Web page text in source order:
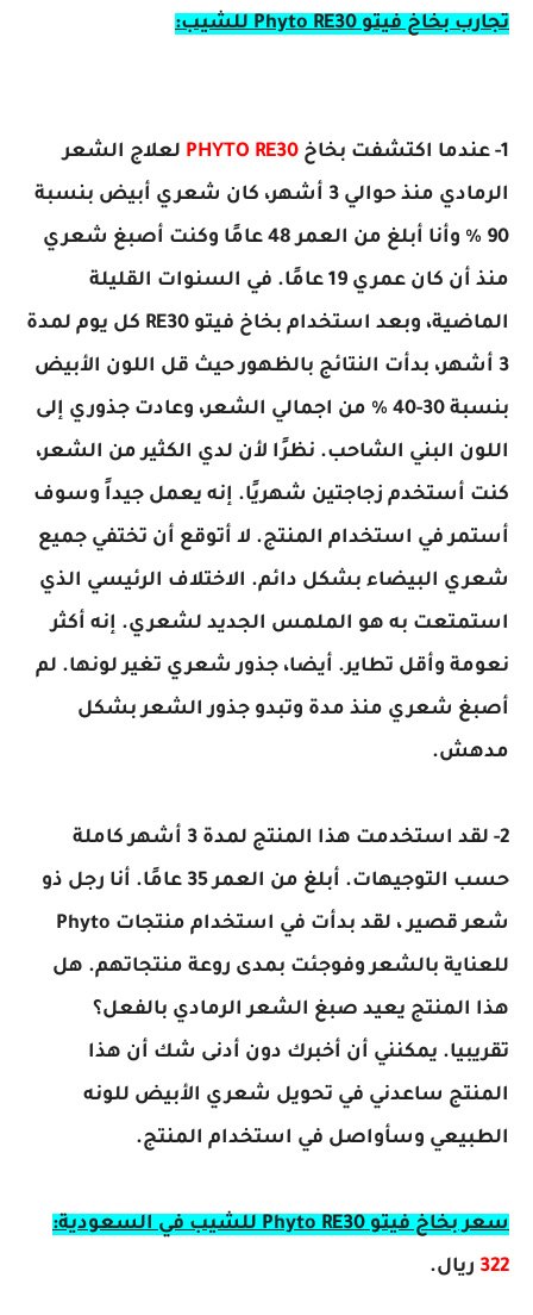
تجارب بخاخ فيتو Phyto RE30 للشيب:
1- عندما اكتشفت بخاخ PHYTO RE30 لعلاج الشعر
الرمادي منذ حوالي 3 أشهر، كان شعري أبيض بنسبة
90 ٪ وأنا أبلغ من العمر 48 عامًا وكنت أصبغ شعري
منذ أن كان عمري 19 عامًا. في السنوات القليلة
الماضية، وبعد استخدام بخاخ فيتو RE30 كل يوم لمدة
3 أشهر، بدأت النتائج بالظهور حيث قل اللون الأبيض
بنسبة 30-40 ٪ من اجمالي الشعر، وعادت جذوري إلى
اللون البني الشاحب. نظرًا لأن لدي الكثير من الشعر،
كنت أستخدم زجاجتين شهريًا. إنه يعمل جيداً وسوف
أستمر في استخدام المنتج. لا أتوقع أن تختفي جميع
شعري البيضاء بشكل دائم. الاختلاف الرئيسي الذي
استمتعت به هو الملمس الجديد لشعري. إنه أكثر
نعومة وأقل تطاير. أيضا، جذور شعري تغير لونها. لم
أصبغ شعري منذ مدة وتبدو جذور الشعر بشكل
مدهش.
2- لقد استخدمت هذا المنتج لمدة 3 أشهر كاملة
حسب التوجيهات. أبلغ من العمر 35 عامًا. أنا رجل ذو
شعر قصير ، لقد بدأت في استخدام منتجات Phyto
للعناية بالشعر وفوجئت بمدى روعة منتجاتهم. هل
هذا المنتج يعيد صبغ الشعر الرمادي بالفعل؟
تقريبيا. يمكنني أن أخبرك دون أدنى شك أن هذا
المنتج ساعدني في تحويل شعري الأبيض للونه
الطبيعي وسأواصل في استخدام المنتج.
سعر بخاخ فيتو Phyto RE30 للشيب في السعودية:
322 ريال.